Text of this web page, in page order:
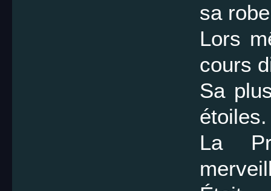
sa
Lors
cours
Sa
étoiles.
La